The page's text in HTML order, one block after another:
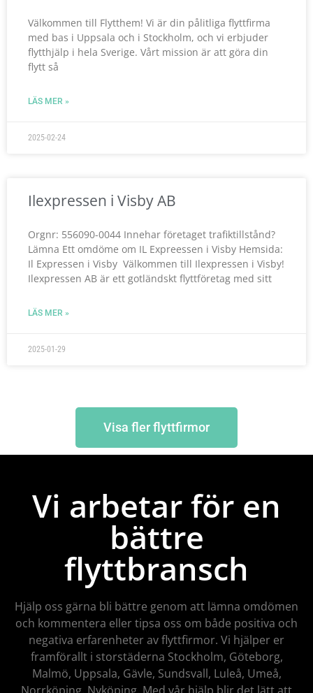
Välkommen till Flytthem! Vi är din pålitliga flyttfirma
med bas i Uppsala och i Stockholm, och vi erbjuder
flytthjälp i hela Sverige. Vårt mission är att göra din
flytt så
LÄS MER »
2025-02-24
Ilexpressen i Visby AB
Orgnr: 556090-0044 Innehar företaget trafiktillstånd?
Lämna Ett omdöme om IL Expreessen i Visby Hemsida:
Il Expressen i Visby Välkommen till Ilexpressen i Visby!
Ilexpressen AB är ett gotländskt flyttföretag med sitt
LÄS MER »
2025-01-29
Visa fler flyttfirmor
Vi arbetar för en
bättre
flyttbransch
Hjälp oss gärna bli bättre genom att lämna omdömen
och kommentera eller tipsa oss om både positiva och
negativa erfarenheter av flyttfirmor. Vi hjälper er
framförallt i storstäderna Stockholm, Göteborg,
Malmö, Uppsala, Gävle, Sundsvall, Luleå, Umeå,